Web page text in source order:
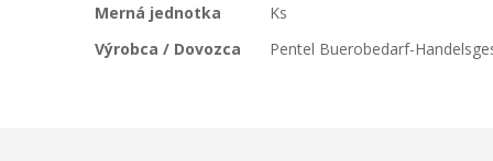
Merná jednotka
Ks
Výrobca / Dovozca
Pentel Buerobedarf-